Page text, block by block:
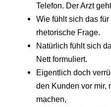
Telefon. Der Arzt
Wie fühlt sich das
rhetorische Frage.
Natürlich fühlt sich
Nett formuliert.
Eigentlich doch
den Kunden vor mir,
machen,